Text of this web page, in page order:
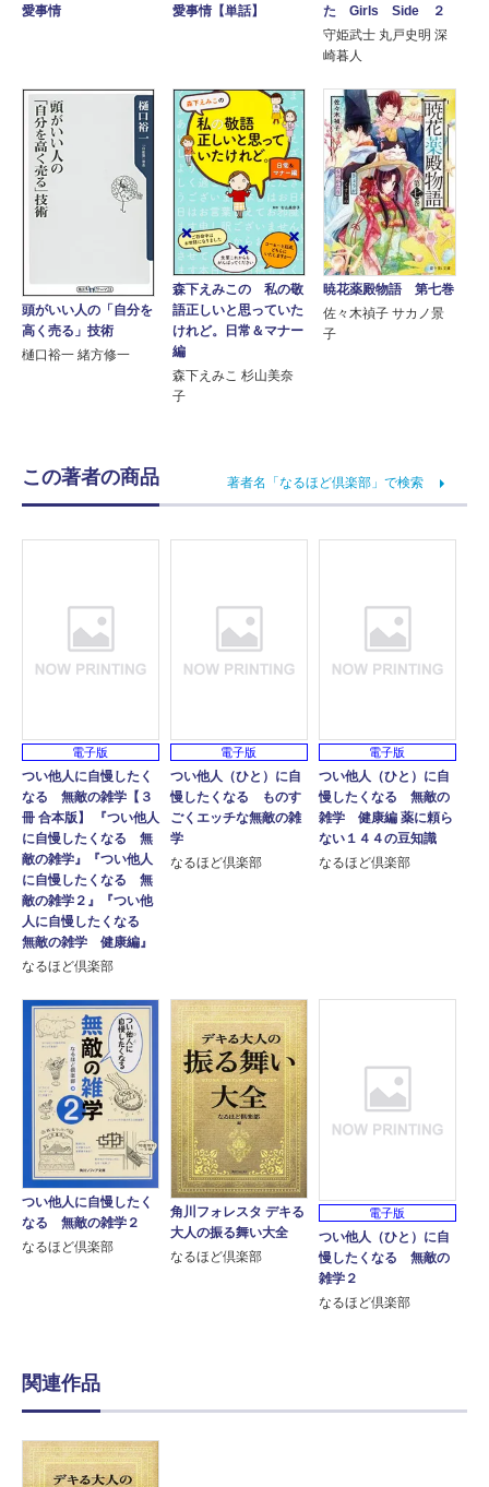
愛事情
愛事情【単話】
た Girls Side ２
守姫武士 丸戸史明 深
崎暮人
頭がいい人の「自分を
高く売る」技術
樋口裕一 緒方修一
森下えみこの 私の敬
語正しいと思っていた
けれど。日常＆マナー
編
森下えみこ 杉山美奈
子
暁花薬殿物語 第七巻
佐々木禎子 サカノ景
子
この著者の商品 著者名「なるほど倶楽部」で検索
電子版
つい他人に自慢したく
なる 無敵の雑学【３
冊 合本版】 『つい他人
に自慢したくなる 無
敵の雑学』『つい他人
に自慢したくなる 無
敵の雑学２』『つい他
人に自慢したくなる
無敵の雑学 健康編』
なるほど倶楽部
電子版
つい他人（ひと）に自
慢したくなる ものす
ごくエッチな無敵の雑
学
なるほど倶楽部
電子版
つい他人（ひと）に自
慢したくなる 無敵の
雑学 健康編 薬に頼ら
ない１４４の豆知識
なるほど倶楽部
つい他人に自慢したく
なる 無敵の雑学２
なるほど倶楽部
角川フォレスタ デキる
大人の振る舞い大全
なるほど倶楽部
電子版
つい他人（ひと）に自
慢したくなる 無敵の
雑学２
なるほど倶楽部
関連作品